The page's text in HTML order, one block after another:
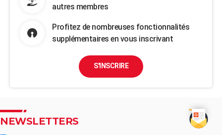
autres membres
Profitez de nombreuses fonctionnalités
supplémentaires en vous inscrivant
S'INSCRIRE
NEWSLETTERS